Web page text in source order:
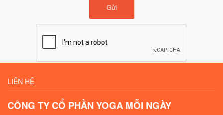
Gửi
LIÊN HỆ
CÔNG TY CỔ PHẦN YOGA MỖI NGÀY